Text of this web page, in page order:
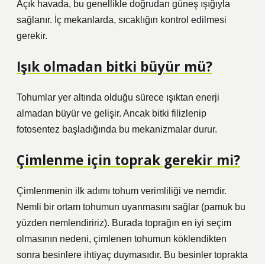
Açık havada, bu genellikle doğrudan güneş ışığıyla
sağlanır. İç mekanlarda, sıcaklığın kontrol edilmesi
gerekir.
Işık olmadan bitki büyür mü?
Tohumlar yer altında olduğu sürece ışıktan enerji
almadan büyür ve gelişir. Ancak bitki filizlenip
fotosentez başladığında bu mekanizmalar durur.
Çimlenme için toprak gerekir mi?
Çimlenmenin ilk adımı tohum verimliliği ve nemdir.
Nemli bir ortam tohumun uyanmasını sağlar (pamuk bu
yüzden nemlendiririz). Burada toprağın en iyi seçim
olmasının nedeni, çimlenen tohumun köklendikten
sonra besinlere ihtiyaç duymasıdır. Bu besinler toprakta